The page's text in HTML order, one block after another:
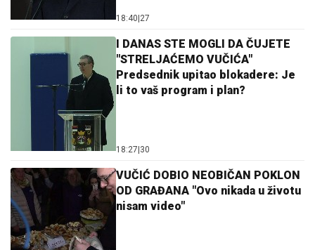
18:40 27
I DANAS STE MOGLI DA ČUJETE
"STRELJAĆEMO VUČIĆA"
Predsednik upitao blokadere: Je
li to vaš program i plan?
18:27 30
VUČIĆ DOBIO NEOBIČAN POKLON
OD GRAĐANA "Ovo nikada u životu
nisam video"